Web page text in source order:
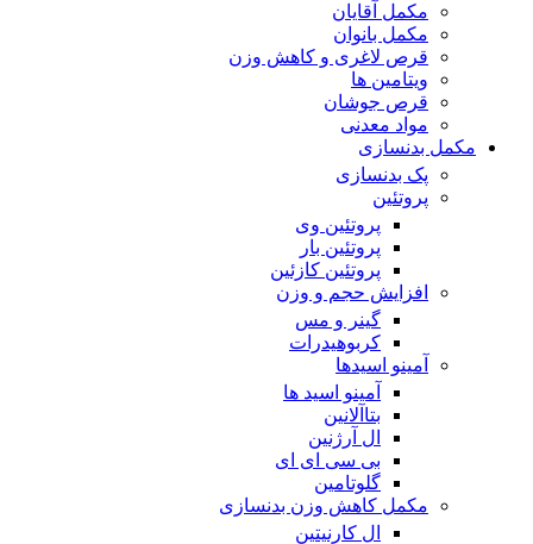
مکمل آقایان
مکمل بانوان
قرص لاغری و کاهش وزن
ویتامین ها
قرص جوشان
مواد معدنی
مکمل بدنسازی
پک بدنسازی
پروتئین
پروتئین وی
پروتئین بار
پروتئین کازئین
افزایش حجم و وزن
گینر و مس
کربوهیدرات
آمینو اسیدها
آمینو اسید ها
بتاآلانین
ال آرژنین
بی سی ای ای
گلوتامین
مکمل کاهش وزن بدنسازی
ال کارنیتین